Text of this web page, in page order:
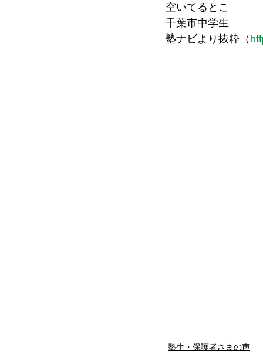
空いてるとこ
千葉市中学生
塾ナビより抜粋（
塾生・保護者さまの声